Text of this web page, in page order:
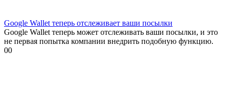
Google Wallet теперь отслеживает ваши посылки
Google Wallet теперь может отслеживать ваши посылки, и это
не первая попытка компании внедрить подобную функцию.
00